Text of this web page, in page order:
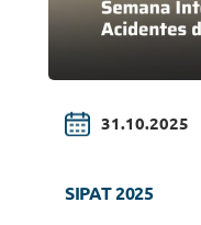
31.10.2025
SIPAT 2025